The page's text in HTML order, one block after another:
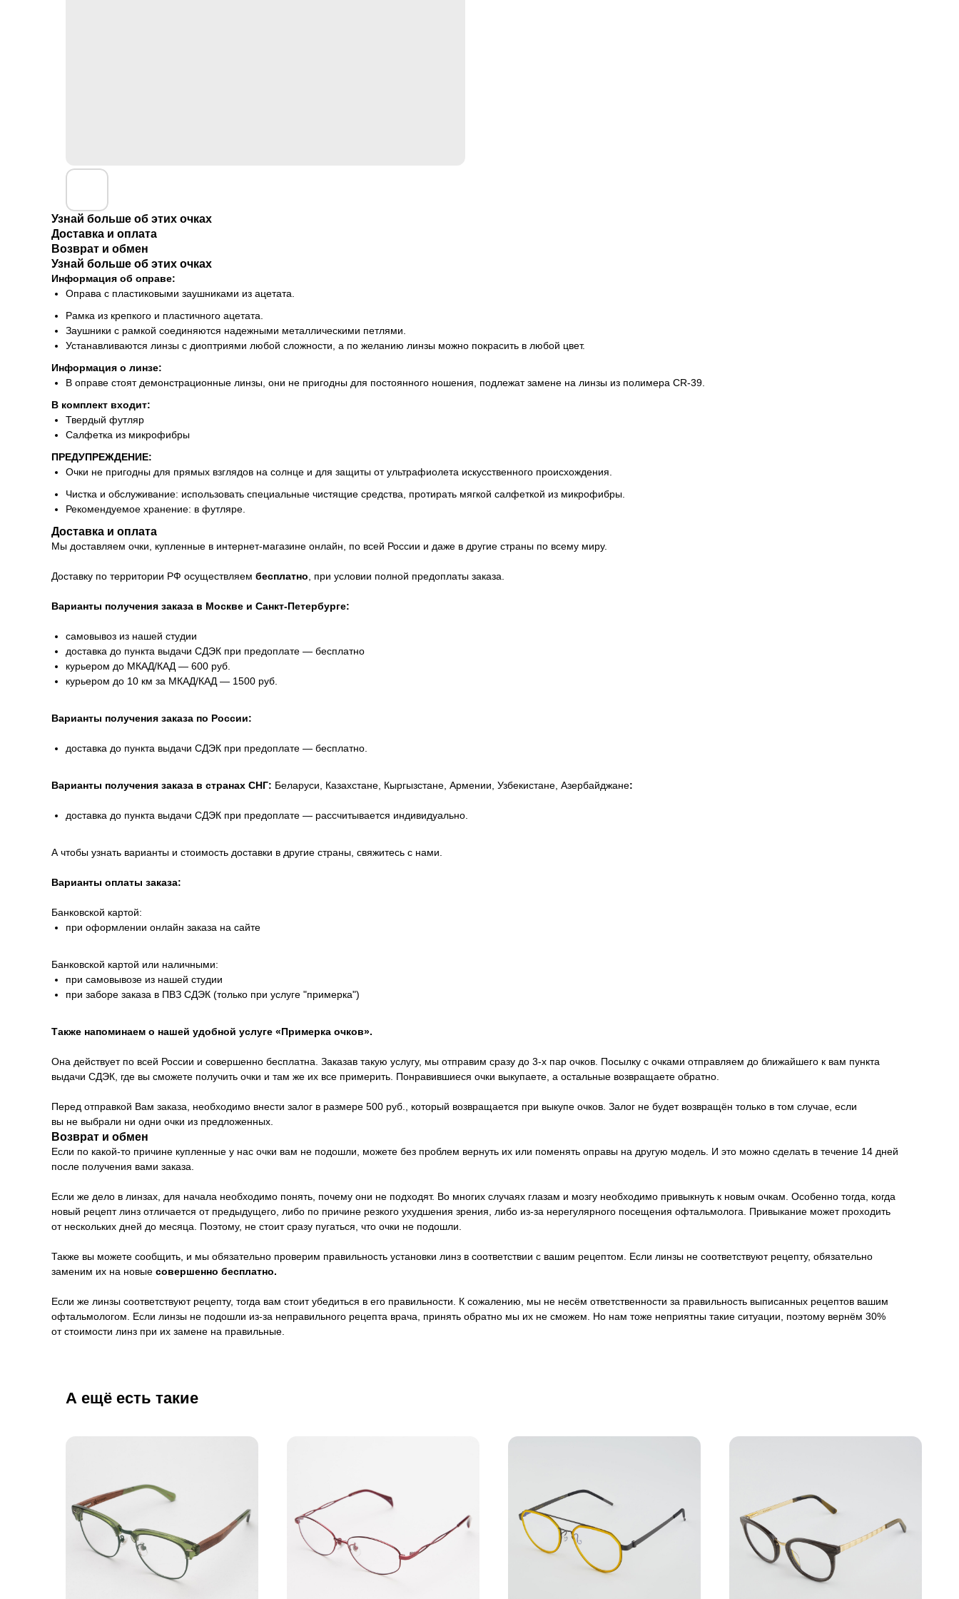
Узнай больше об этих очках
Доставка и оплата
Возврат и обмен
Узнай больше об этих очках
Информация об оправе:
Оправа с пластиковыми заушниками из ацетата.
Рамка из крепкого и пластичного ацетата.
Заушники с рамкой соединяются надежными металлическими петлями.
Устанавливаются линзы с диоптриями любой сложности, а по желанию линзы можно покрасить в любой цвет.
Информация о линзе:
В оправе стоят демонстрационные линзы, они не пригодны для постоянного ношения, подлежат замене на линзы из полимера CR-39.
В комплект входит:
Твердый футляр
Салфетка из микрофибры
ПРЕДУПРЕЖДЕНИЕ:
Очки не пригодны для прямых взглядов на солнце и для защиты от ультрафиолета искусственного происхождения.
Чистка и обслуживание: использовать специальные чистящие средства, протирать мягкой салфеткой из микрофибры.
Рекомендуемое хранение: в футляре.
Доставка и оплата
Мы доставляем очки, купленные в интернет-магазине онлайн, по всей России и даже в другие страны по всему миру.
Доставку по территории РФ осуществляем бесплатно , при условии полной предоплаты заказа.
Варианты получения заказа в Москве и Санкт-Петербурге:
самовывоз из нашей студии
доставка до пункта выдачи СДЭК при предоплате — бесплатно
курьером до МКАД/КАД — 600 руб.
курьером до 10 км за МКАД/КАД — 1500 руб.
Варианты получения заказа по России:
доставка до пункта выдачи СДЭК при предоплате — бесплатно.
Варианты получения заказа в странах СНГ: Беларуси, Казахстане, Кыргызстане, Армении, Узбекистане, Азербайджане:
доставка до пункта выдачи СДЭК при предоплате — рассчитывается индивидуально.
А чтобы узнать варианты и стоимость доставки в другие страны, свяжитесь с нами.
Варианты оплаты заказа:
Банковской картой:
при оформлении онлайн заказа на сайте
Банковской картой или наличными:
при самовывозе из нашей студии
при заборе заказа в ПВЗ СДЭК (только при услуге "примерка")
Также напоминаем о нашей удобной услуге «Примерка очков».
Она действует по всей России и совершенно бесплатна. Заказав такую услугу, мы отправим сразу до 3-х пар очков. Посылку с очками отправляем до ближайшего к вам пункта
выдачи СДЭК, где вы сможете получить очки и там же их все примерить. Понравившиеся очки выкупаете, а остальные возвращаете обратно.
Перед отправкой Вам заказа, необходимо внести залог в размере 500 руб., который возвращается при выкупе очков. Залог не будет возвращён только в том случае, если
вы не выбрали ни одни очки из предложенных.
Возврат и обмен
Если по какой-то причине купленные у нас очки вам не подошли, можете без проблем вернуть их или поменять оправы на другую модель. И это можно сделать в течение 14 дней
после получения вами заказа.
Если же дело в линзах, для начала необходимо понять, почему они не подходят. Во многих случаях глазам и мозгу необходимо привыкнуть к новым очкам. Особенно тогда, когда
новый рецепт линз отличается от предыдущего, либо по причине резкого ухудшения зрения, либо из-за нерегулярного посещения офтальмолога. Привыкание может проходить
от нескольких дней до месяца. Поэтому, не стоит сразу пугаться, что очки не подошли.
Также вы можете сообщить, и мы обязательно проверим правильность установки линз в соответствии с вашим рецептом. Если линзы не соответствуют рецепту, обязательно
заменим их на новые совершенно бесплатно.
Если же линзы соответствуют рецепту, тогда вам стоит убедиться в его правильности. К сожалению, мы не несём ответственности за правильность выписанных рецептов вашим
офтальмологом. Если линзы не подошли из-за неправильного рецепта врача, принять обратно мы их не сможем. Но нам тоже неприятны такие ситуации, поэтому вернём 30%
от стоимости линз при их замене на правильные.
А ещё есть такие